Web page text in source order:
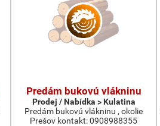
Predám bukovú vlákninu
Prodej / Nabídka > Kulatina
Predám bukovú vlákninu , okolie
Prešov kontakt: 0908988355